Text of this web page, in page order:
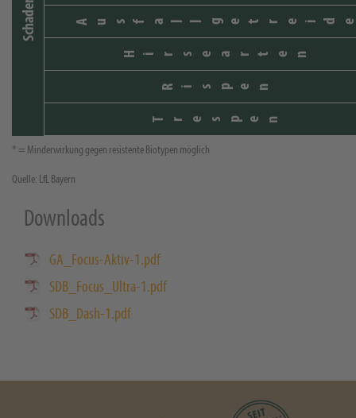
Trespen
Rispen
Hirsearten
* = Minderwirkung gegen resistente Biotypen möglich
Quelle: LfL Bayern
Downloads
GA_Focus-Aktiv-1.pdf
SDB_Focus_Ultra-1.pdf
SDB_Dash-1.pdf